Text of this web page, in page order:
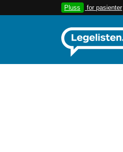
Pluss for pasienter